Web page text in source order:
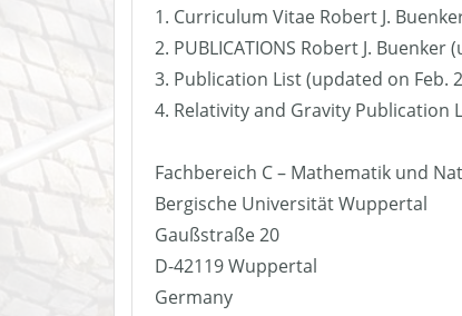
1. Curriculum Vitae Robert J.
2. PUBLICATIONS Robert J. Buenker
3. Publication List (updated on Feb.
4. Relativity and Gravity Publication
Fachbereich C – Mathematik und
Bergische Universität Wuppertal
Gaußstraße 20
D-42119 Wuppertal
Germany